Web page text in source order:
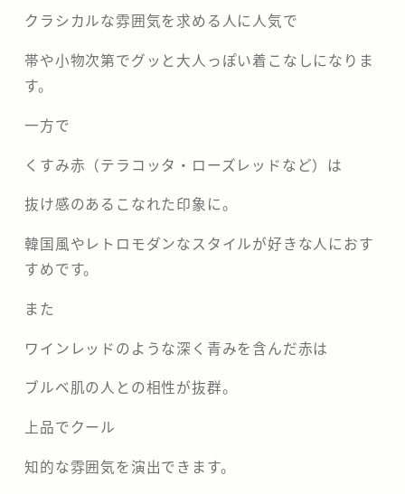
クラシカルな雰囲気を求める人に人気で
帯や小物次第でグッと大人っぽい着こなしになりま
す。
一方で
くすみ赤（テラコッタ・ローズレッドなど）は
抜け感のあるこなれた印象に。
韓国風やレトロモダンなスタイルが好きな人におす
すめです。
また
ワインレッドのような深く青みを含んだ赤は
ブルベ肌の人との相性が抜群。
上品でクール
知的な雰囲気を演出できます。